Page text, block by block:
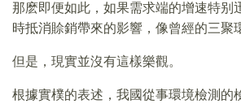
那麽即便如此，如果需求端的增速特别
時抵消賒銷帶來的影響，像曾經的三聚
但是，現實並沒有這樣樂觀。
根據實樸的表述，我國從事環境檢測的